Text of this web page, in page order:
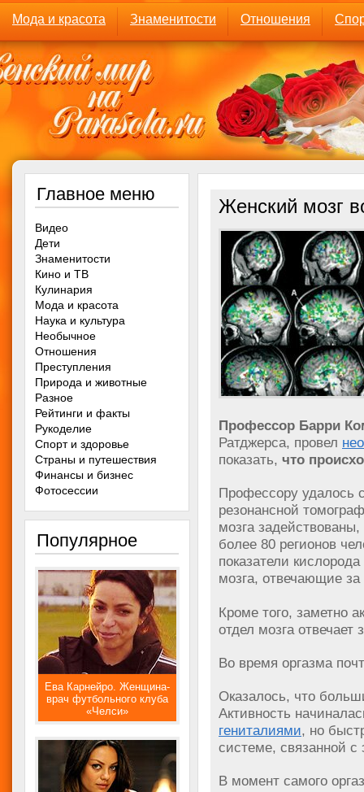
Мода и красота Знаменитости Отношения
Женский мозг
Профессор Барри
Ратджерса, провел
показать, что
Профессору удалось
резонансной
мозга
более 80 регионов
показатели
мозга, отвечающие
Кроме того, заметно
отдел мозга отвечает
Во время оргазма
Оказалось, что
Активность
гениталиями, но
системе, связанной
В момент самого
Главное меню
Видео
Дети
Знаменитости
Кино и ТВ
Кулинария
Мода и красота
Наука и культура
Необычное
Отношения
Преступления
Природа и животные
Разное
Рейтинги и факты
Рукоделие
Спорт и здоровье
Страны и путешествия
Финансы и бизнес
Фотосессии
Популярное
Ева Карнейро. Женщина-
врач футбольного клуба
«Челси»